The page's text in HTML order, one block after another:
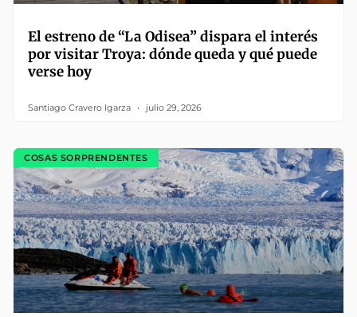
El estreno de “La Odisea” dispara el interés
por visitar Troya: dónde queda y qué puede
verse hoy
Santiago Cravero Igarza julio 29, 2026
COSAS SORPRENDENTES